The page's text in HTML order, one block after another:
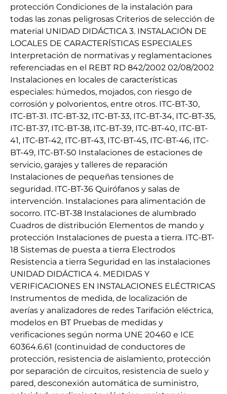
protección Condiciones de la instalación para
todas las zonas peligrosas Criterios de selección de
material UNIDAD DIDÁCTICA 3. INSTALACIÓN DE
LOCALES DE CARACTERÍSTICAS ESPECIALES
Interpretación de normativas y reglamentaciones
referenciadas en el REBT RD 842/2002 02/08/2002
Instalaciones en locales de características
especiales: húmedos, mojados, con riesgo de
corrosión y polvorientos, entre otros. ITC-BT-30,
ITC-BT-31. ITC-BT-32, ITC-BT-33, ITC-BT-34, ITC-BT-35,
ITC-BT-37, ITC-BT-38, ITC-BT-39, ITC-BT-40, ITC-BT-
41, ITC-BT-42, ITC-BT-43, ITC-BT-45, ITC-BT-46, ITC-
BT-49, ITC-BT-50 Instalaciones de estaciones de
servicio, garajes y talleres de reparación
Instalaciones de pequeñas tensiones de
seguridad. ITC-BT-36 Quirófanos y salas de
intervención. Instalaciones para alimentación de
socorro. ITC-BT-38 Instalaciones de alumbrado
Cuadros de distribución Elementos de mando y
protección Instalaciones de puesta a tierra. ITC-BT-
18 Sistemas de puesta a tierra Electrodos
Resistencia a tierra Seguridad en las instalaciones
UNIDAD DIDÁCTICA 4. MEDIDAS Y
VERIFICACIONES EN INSTALACIONES ELÉCTRICAS
Instrumentos de medida, de localización de
averías y analizadores de redes Tarifación eléctrica,
modelos en BT Pruebas de medidas y
verificaciones según norma UNE 20460 e ICE
60364.6.61 (continuidad de conductores de
protección, resistencia de aislamiento, protección
por separación de circuitos, resistencia de suelo y
pared, desconexión automática de suministro,